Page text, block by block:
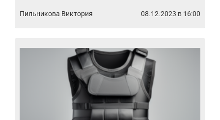
Пильникова Виктория 08.12.2023 в 16:00